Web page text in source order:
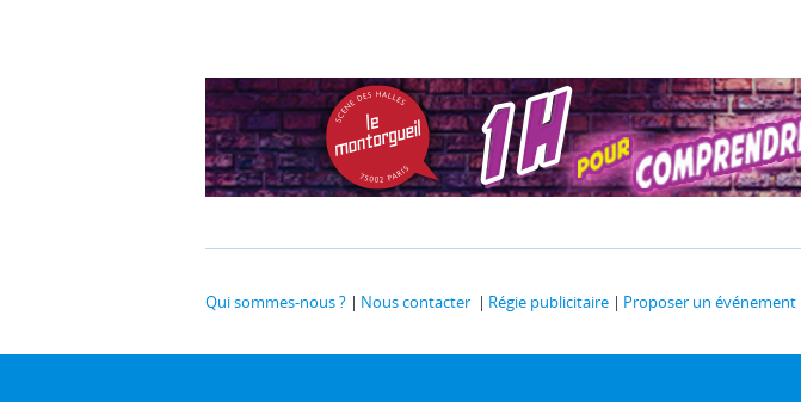
Qui sommes-nous ? Nous contacter Régie publicitaire Proposer un événement